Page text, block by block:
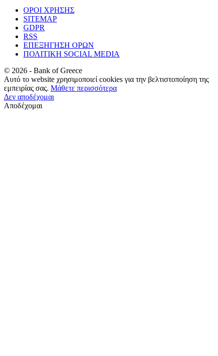
ΟΡΟΙ ΧΡΗΣΗΣ
SITEMAP
GDPR
RSS
ΕΠΕΞΗΓΗΣΗ ΟΡΩΝ
ΠΟΛΙΤΙΚΗ SOCIAL MEDIA
© 2026 - Bank of Greece
Αυτό το website χρησιμοποιεί cookies για την βελτιστοποίηση της
εμπειρίας σας. Μάθετε περισσότερα
Δεν αποδέχομαι
Αποδέχομαι